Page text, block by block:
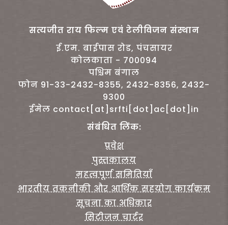
सत्यजीत राय फिल्म एवं टेलीविजन संस्थान
ई.एम. बाईपास रोड, पंचसायर
कोलकाता - 700094
पश्चिम बंगाल
फोन 91-33-2432-8355, 2432-8356, 2432-
9300
ईमेल contact[at]srfti[dot]ac[dot]in
संबंधित लिंक:
प्रवेश
पुस्तकालय
महत्वपूर्ण समितियाँ
भारतीय तकनीकी और आर्थिक सहयोग कार्यक्रम
सूचना का अधिकार
सिटीजन चार्टर